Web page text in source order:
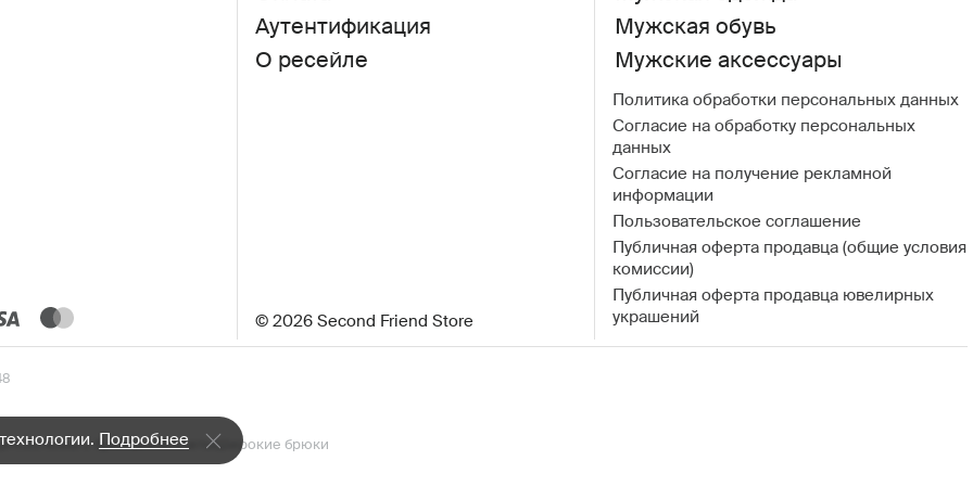
Подробнее
Аутентификация
О ресейле
© 2026 Second Friend Store
Мужская обувь
Мужские аксессуары
Политика обработки персональных данных
Согласие на обработку персональных
данных
Согласие на получение рекламной
информации
Пользовательское соглашение
Публичная оферта продавца (общие условия
комиссии)
Публичная оферта продавца ювелирных
украшений
Костюмы с брюкамиЖилетыШирокие брюки